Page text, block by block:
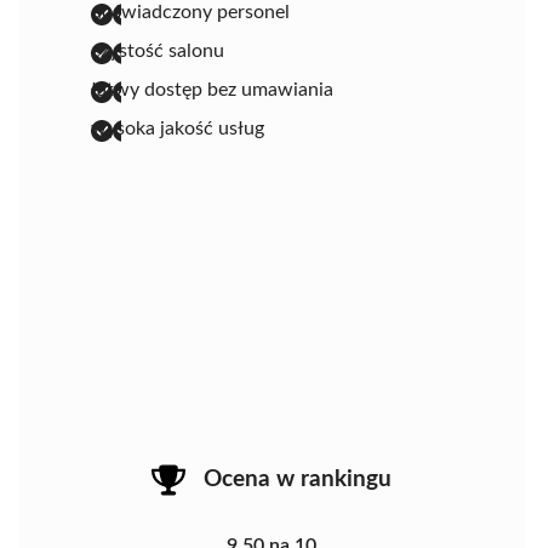
doświadczony personel
czystość salonu
łatwy dostęp bez umawiania
wysoka jakość usług
Ocena w rankingu